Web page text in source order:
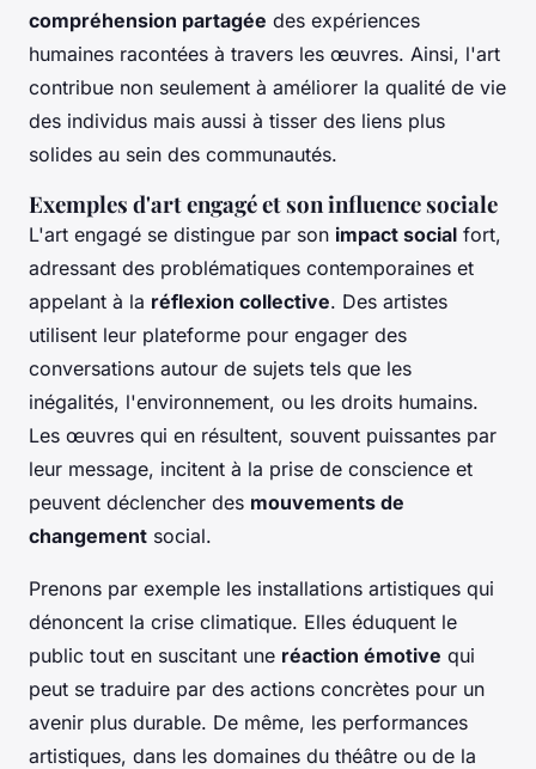
compréhension partagée des expériences
humaines racontées à travers les œuvres. Ainsi, l'art
contribue non seulement à améliorer la qualité de vie
des individus mais aussi à tisser des liens plus
solides au sein des communautés.
Exemples d'art engagé et son influence sociale
L'art engagé se distingue par son impact social fort,
adressant des problématiques contemporaines et
appelant à la réflexion collective. Des artistes
utilisent leur plateforme pour engager des
conversations autour de sujets tels que les
inégalités, l'environnement, ou les droits humains.
Les œuvres qui en résultent, souvent puissantes par
leur message, incitent à la prise de conscience et
peuvent déclencher des mouvements de
changement social.
Prenons par exemple les installations artistiques qui
dénoncent la crise climatique. Elles éduquent le
public tout en suscitant une réaction émotive qui
peut se traduire par des actions concrètes pour un
avenir plus durable. De même, les performances
artistiques, dans les domaines du théâtre ou de la